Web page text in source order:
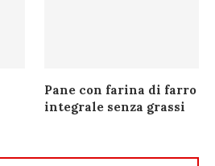
Pane con farina di farro
integrale senza grassi